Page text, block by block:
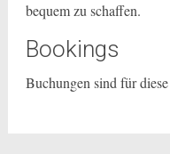
bequem zu schaffen.
Bookings
Buchungen sind für